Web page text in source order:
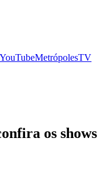
YouTubeMetrópolesTV
os shows